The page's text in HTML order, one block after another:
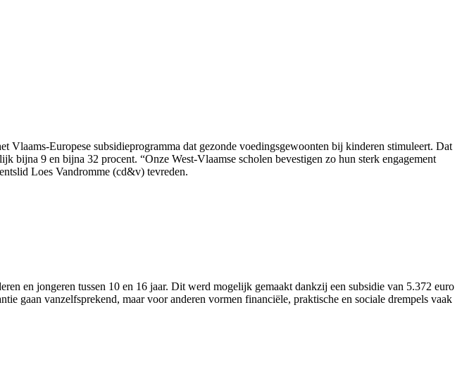
Vlaams-Europese subsidieprogramma dat gezonde voedingsgewoonten bij kinderen stimuleert. Dat
bijna 9 en bijna 32 procent. “Onze West-Vlaamse scholen bevestigen zo hun sterk engagement
Loes Vandromme (cd&v) tevreden.
en jongeren tussen 10 en 16 jaar. Dit werd mogelijk gemaakt dankzij een subsidie van 5.372 euro
gaan vanzelfsprekend, maar voor anderen vormen financiële, praktische en sociale drempels vaak